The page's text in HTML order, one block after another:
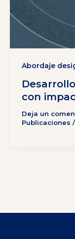
Abordaje
con
Deja un
Publicaciones /